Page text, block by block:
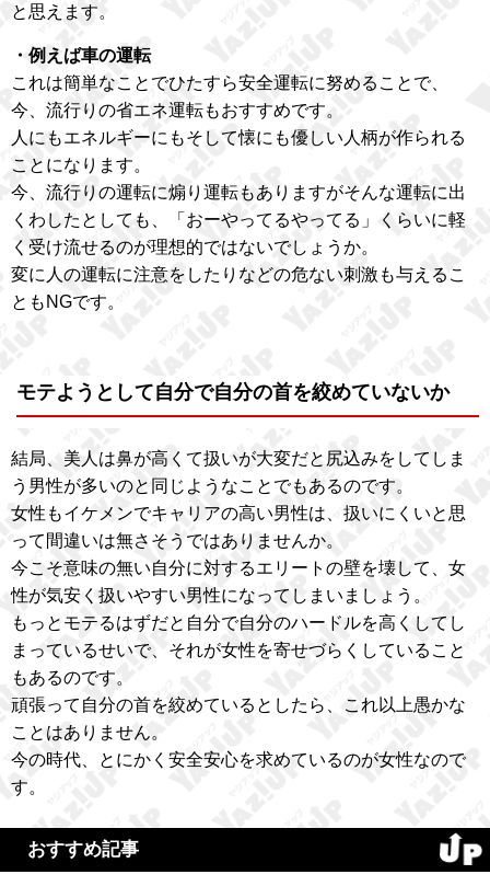
と思えます。
・例えば車の運転
これは簡単なことでひたすら安全運転に努めることで、
今、流行りの省エネ運転もおすすめです。
人にもエネルギーにもそして懐にも優しい人柄が作られる
ことになります。
今、流行りの運転に煽り運転もありますがそんな運転に出
くわしたとしても、「おーやってるやってる」くらいに軽
く受け流せるのが理想的ではないでしょうか。
変に人の運転に注意をしたりなどの危ない刺激も与えるこ
ともNGです。
モテようとして自分で自分の首を絞めていないか
結局、美人は鼻が高くて扱いが大変だと尻込みをしてしま
う男性が多いのと同じようなことでもあるのです。
女性もイケメンでキャリアの高い男性は、扱いにくいと思
って間違いは無さそうではありませんか。
今こそ意味の無い自分に対するエリートの壁を壊して、女
性が気安く扱いやすい男性になってしまいましょう。
もっとモテるはずだと自分で自分のハードルを高くしてし
まっているせいで、それが女性を寄せづらくしていること
もあるのです。
頑張って自分の首を絞めているとしたら、これ以上愚かな
ことはありません。
今の時代、とにかく安全安心を求めているのが女性なので
す。
おすすめ記事